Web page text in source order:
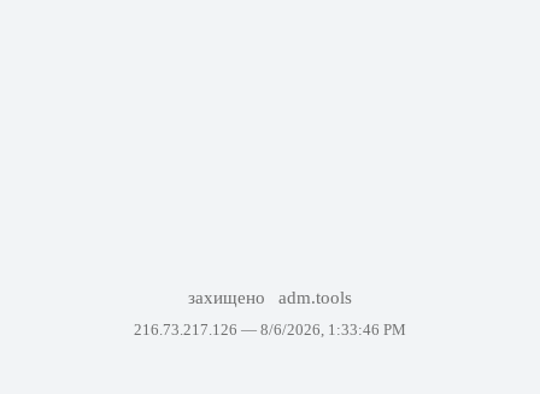
захищено adm.tools
216.73.217.126 — 8/6/2026, 1:33:46 PM